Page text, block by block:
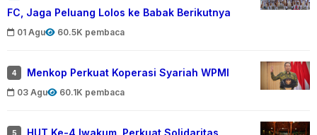
FC, Jaga Peluang Lolos ke Babak Berikutnya
01 Agu 60.5K pembaca
4 Menkop Perkuat Koperasi Syariah WPMI
03 Agu 60.1K pembaca
5